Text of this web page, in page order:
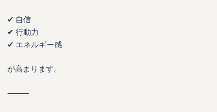
✔ 自信
✔ 行動力
✔ エネルギー感
が高まります。
⸻